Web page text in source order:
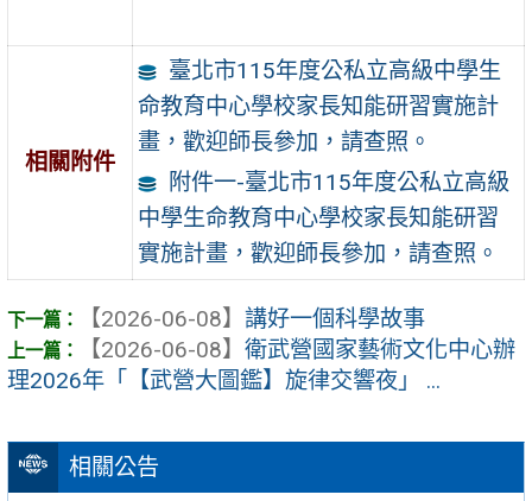
相關公告
相關附件
臺北市115年度公私立高級中學生
命教育中心學校家長知能研習實施計
畫，歡迎師長參加，請查照。
附件一-臺北市115年度公私立高級
中學生命教育中心學校家長知能研習
實施計畫，歡迎師長參加，請查照。
【2026-06-08】 講好一個科學故事
【2026-06-08】 衛武營國家藝術文化中心辦
理2026年「【武營大圖鑑】旋律交響夜」 ...